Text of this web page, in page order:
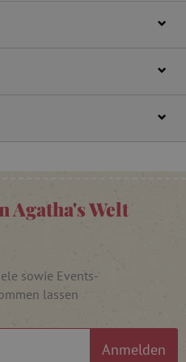
Agatha's Welt
sowie Events-
lassen
Anmelden
Pinterest Inc.
.agathaswelt.de